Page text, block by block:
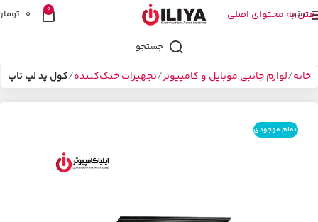
رفتن به محتوای اصلی
منو 0
0
جستجو
خانه لوازم جانبی موبایل و کامپیوتر تجهیزات خنک‌کننده کول پد لپ تاپ
اتمام موجودی